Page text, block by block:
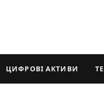
ЦИФРОВІ АКТИВИ